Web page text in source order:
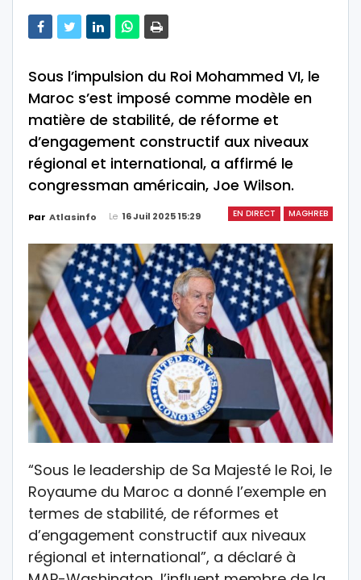
Sous l’impulsion du Roi Mohammed VI, le
Maroc s’est imposé comme modèle en
matière de stabilité, de réforme et
d’engagement constructif aux niveaux
régional et international, a affirmé le
congressman américain, Joe Wilson.
EN DIRECT MAGHREB
Par Atlasinfo Le 16 Juil 2025 15:29
“Sous le leadership de Sa Majesté le Roi, le
Royaume du Maroc a donné l’exemple en
termes de stabilité, de réformes et
d’engagement constructif aux niveaux
régional et international”, a déclaré à